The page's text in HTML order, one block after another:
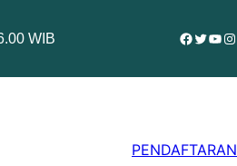
WIB
PENDAFTARAN